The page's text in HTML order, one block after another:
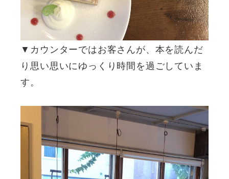
▼カウンターではお客さんが、本を読んだ
り思い思いにゆっくり時間を過ごしていま
す。